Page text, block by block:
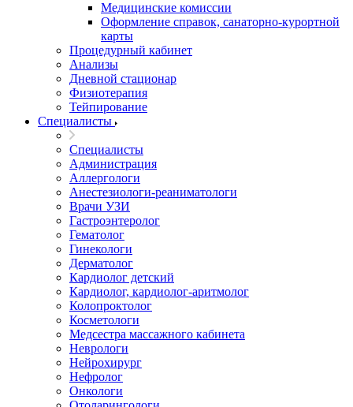
Медицинские комиссии
Оформление справок, санаторно-курортной
карты
Процедурный кабинет
Анализы
Дневной стационар
Физиотерапия
Тейпирование
Специалисты
Специалисты
Администрация
Аллергологи
Анестезиологи-реаниматологи
Врачи УЗИ
Гастроэнтеролог
Гематолог
Гинекологи
Дерматолог
Кардиолог детский
Кардиолог, кардиолог-аритмолог
Колопроктолог
Косметологи
Медсестра массажного кабинета
Неврологи
Нейрохирург
Нефролог
Онкологи